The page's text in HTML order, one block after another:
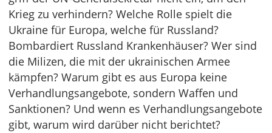
Krieg zu verhindern? Welche Rolle spielt die
Ukraine für Europa, welche für Russland?
Bombardiert Russland Krankenhäuser? Wer sind
die Milizen, die mit der ukrainischen Armee
kämpfen? Warum gibt es aus Europa keine
Verhandlungsangebote, sondern Waffen und
Sanktionen? Und wenn es Verhandlungsangebote
gibt, warum wird darüber nicht berichtet?